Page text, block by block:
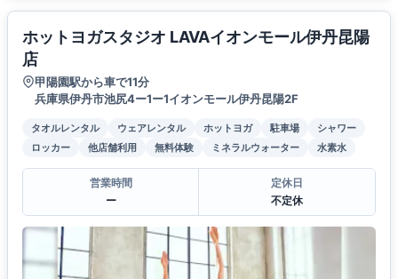
ホットヨガスタジオ LAVAイオンモール伊丹昆陽
店
甲陽園駅から車で11分
兵庫県伊丹市池尻4ー1ー1イオンモール伊丹昆陽2F
タオルレンタル ウェアレンタル ホットヨガ 駐車場
シャワー
ロッカー
他店舗利用 無料体験 ミネラルウォーター 水素水
営業時間
ー
定休日
不定休